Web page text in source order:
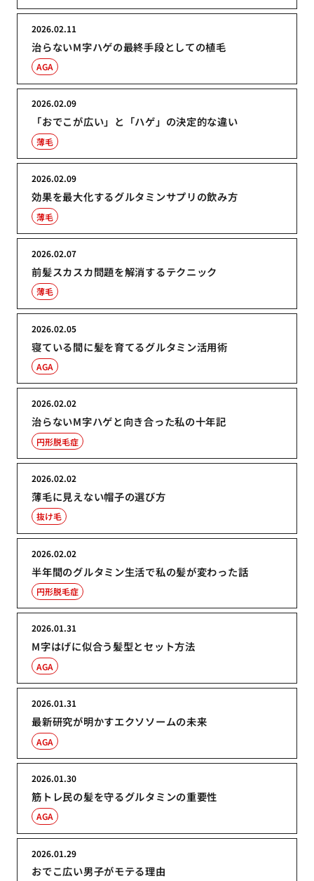
治らないM字ハゲの最終手段としての植毛
2026.02.11
AGA
「おでこが広い」と「ハゲ」の決定的な違い
2026.02.09
薄毛
効果を最大化するグルタミンサプリの飲み方
2026.02.09
薄毛
前髪スカスカ問題を解消するテクニック
2026.02.07
薄毛
寝ている間に髪を育てるグルタミン活用術
2026.02.05
AGA
治らないM字ハゲと向き合った私の十年記
2026.02.02
円形脱毛症
薄毛に見えない帽子の選び方
2026.02.02
抜け毛
半年間のグルタミン生活で私の髪が変わった話
2026.02.02
円形脱毛症
M字はげに似合う髪型とセット方法
2026.01.31
AGA
最新研究が明かすエクソソームの未来
2026.01.31
AGA
筋トレ民の髪を守るグルタミンの重要性
2026.01.30
AGA
おでこ広い男子がモテる理由
2026.01.29